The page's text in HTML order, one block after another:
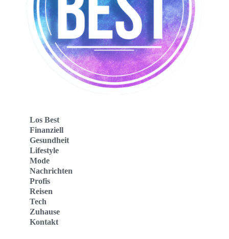
Los Best
Finanziell
Gesundheit
Lifestyle
Mode
Nachrichten
Profis
Reisen
Tech
Zuhause
Kontakt